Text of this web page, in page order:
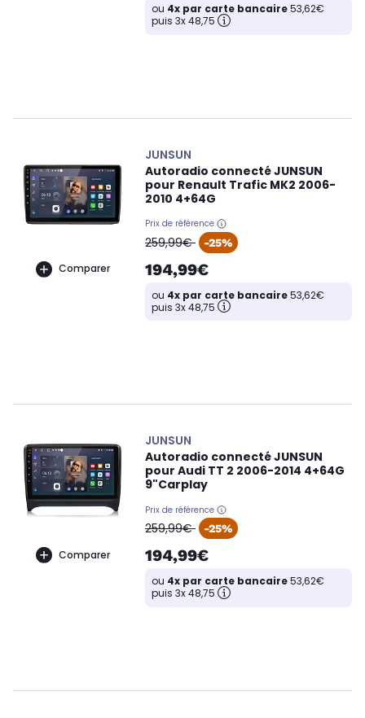
ou 4x par carte bancaire53,62€
puis 3x 48,75
Comparer
JUNSUN
Autoradio connecté JUNSUN
pour Renault Trafic MK2 2006-
2010 4+64G
Prix de référence
oldPrice
259,99€ -25%
194,99€
ou 4x par carte bancaire53,62€
puis 3x 48,75
Comparer
JUNSUN
Autoradio connecté JUNSUN
pour Audi TT 2 2006-2014 4+64G
9"Carplay
Prix de référence
oldPrice
259,99€ -25%
194,99€
ou 4x par carte bancaire53,62€
puis 3x 48,75